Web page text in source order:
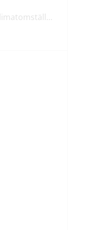
TCO: Ta vara på de anställda i klimatomställningen